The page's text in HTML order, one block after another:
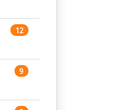
12
9